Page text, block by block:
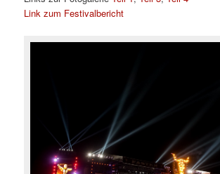
Link zum Festivalbericht